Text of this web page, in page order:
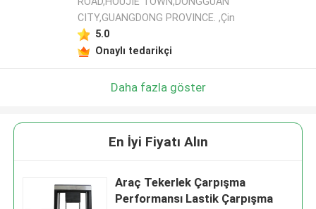
CITY,GUANGDONG PROVINCE. ,Çin
5.0
Onaylı tedarikçi
Daha fazla göster
En İyi Fiyatı Alın
Araç Tekerlek Çarpışma
Performansı Lastik Çarpışma